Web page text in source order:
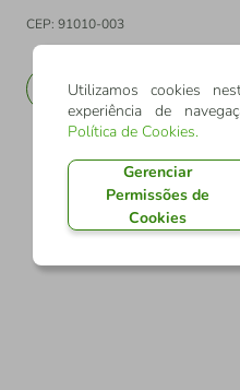
CEP: 91010-003
EN
Utilizamos cookies
experiência de
Política de Cookies.
Gerenciar
Permissões de
Cookies